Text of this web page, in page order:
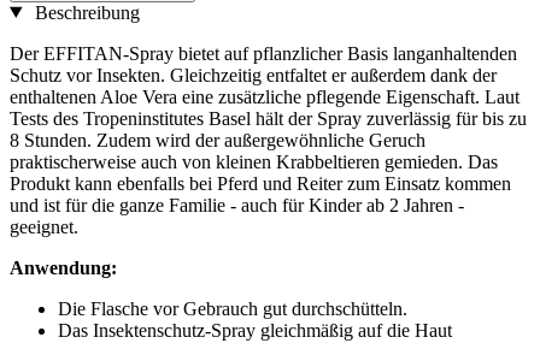
Beschreibung
Der EFFITAN-Spray bietet auf pflanzlicher Basis langanhaltenden
Schutz vor Insekten. Gleichzeitig entfaltet er außerdem dank der
enthaltenen Aloe Vera eine zusätzliche pflegende Eigenschaft. Laut
Tests des Tropeninstitutes Basel hält der Spray zuverlässig für bis zu
8 Stunden. Zudem wird der außergewöhnliche Geruch
praktischerweise auch von kleinen Krabbeltieren gemieden. Das
Produkt kann ebenfalls bei Pferd und Reiter zum Einsatz kommen
und ist für die ganze Familie - auch für Kinder ab 2 Jahren -
geeignet.
Anwendung:
Die Flasche vor Gebrauch gut durchschütteln.
Das Insektenschutz-Spray gleichmäßig auf die Haut